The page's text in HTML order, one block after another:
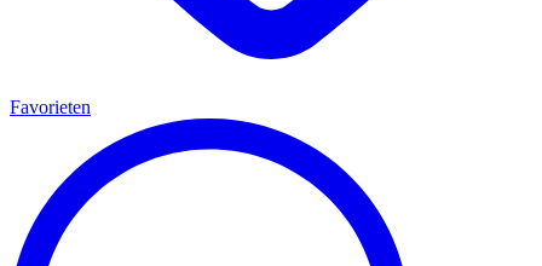
Favorieten